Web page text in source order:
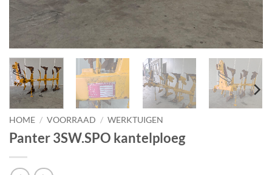
HOME / VOORRAAD / WERKTUIGEN
Panter 3SW.SPO kantelploeg